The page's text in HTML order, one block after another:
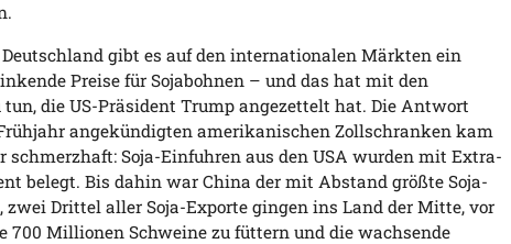
gibt es auf den internationalen Märkten ein
Preise für Sojabohnen – und das hat mit den
die US-Präsident Trump angezettelt hat. Die Antwort
angekündigten amerikanischen Zollschranken kam
schmerzhaft: Soja-Einfuhren aus den USA wurden mit Extra-
belegt. Bis dahin war China der mit Abstand größte Soja-
zwei Drittel aller Soja-Exporte gingen ins Land der Mitte, vor
700 Millionen Schweine zu füttern und die wachsende